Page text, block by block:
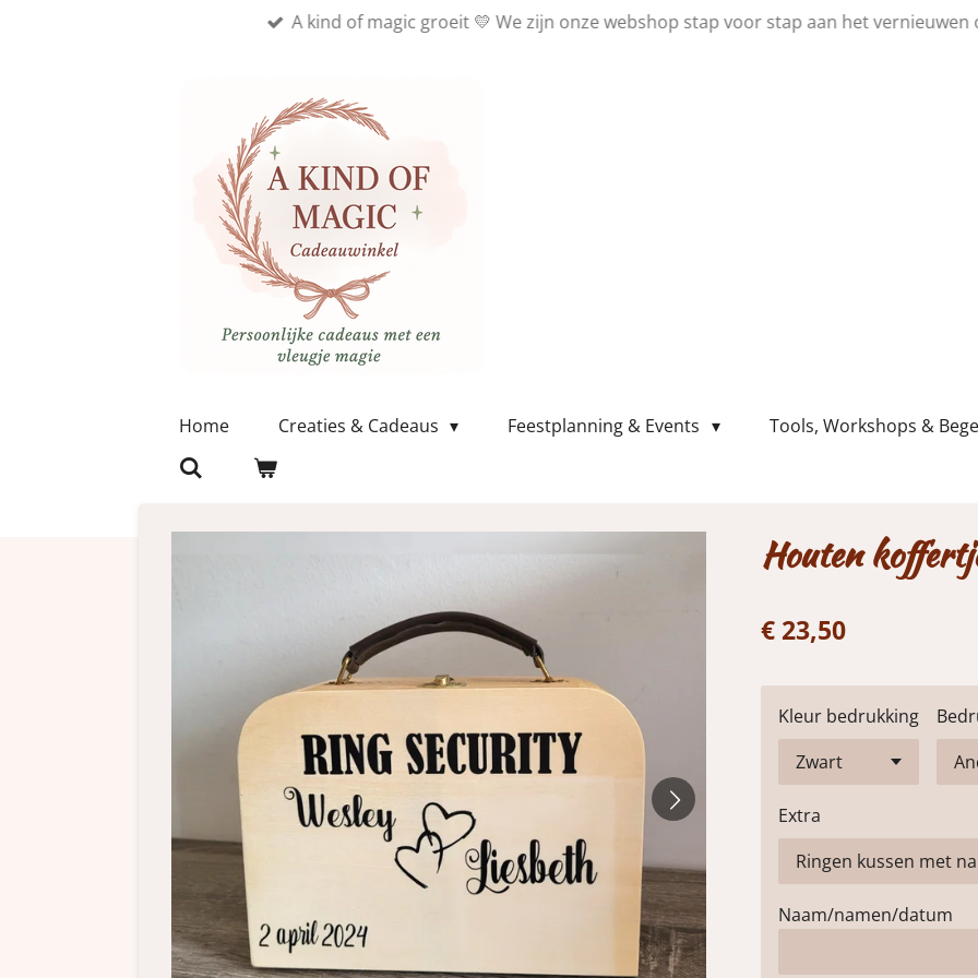
A kind of magic groeit 💛 We zijn onze webshop stap voor stap aan het
Home Creaties & Cadeaus Feestplanning & Events Tools, Workshops &
Houten
€ 23,50
Kleur bedrukking
Extra
Naam/namen/datum